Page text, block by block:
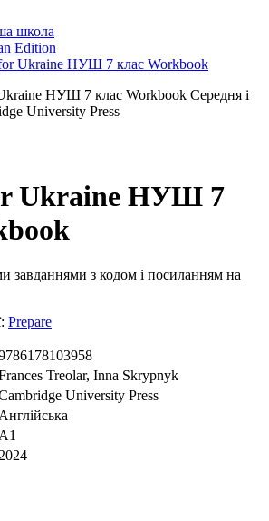
школа
Edition
Ukraine НУШ 7 клас Workbook
Ukraine НУШ 7
завданнями з кодом і посиланням на
Prepare
Treolar, Inna Skrypnyk
University Press
Англійська
А1
2024